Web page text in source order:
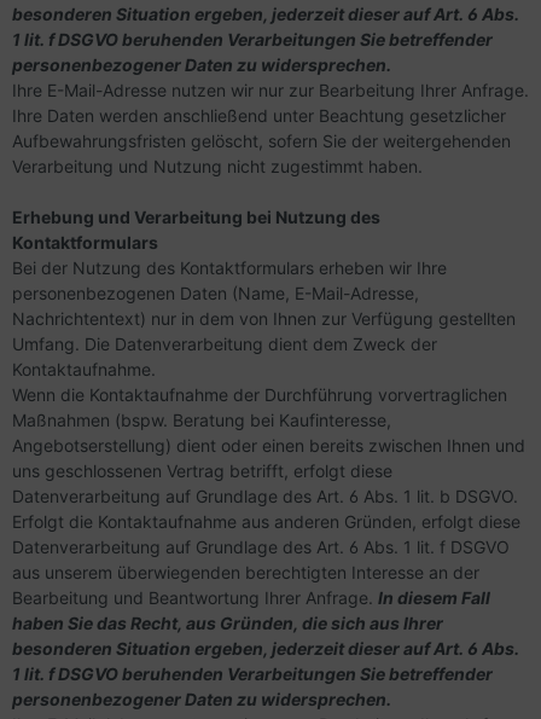
besonderen Situation ergeben, jederzeit dieser auf Art. 6 Abs.
1 lit. f DSGVO beruhenden Verarbeitungen Sie betreffender
personenbezogener Daten zu widersprechen.
Ihre E-Mail-Adresse nutzen wir nur zur Bearbeitung Ihrer Anfrage.
Ihre Daten werden anschließend unter Beachtung gesetzlicher
Aufbewahrungsfristen gelöscht, sofern Sie der weitergehenden
Verarbeitung und Nutzung nicht zugestimmt haben.
Erhebung und Verarbeitung bei Nutzung des
Kontaktformulars
Bei der Nutzung des Kontaktformulars erheben wir Ihre
personenbezogenen Daten (Name, E-Mail-Adresse,
Nachrichtentext) nur in dem von Ihnen zur Verfügung gestellten
Umfang. Die Datenverarbeitung dient dem Zweck der
Kontaktaufnahme.
Wenn die Kontaktaufnahme der Durchführung vorvertraglichen
Maßnahmen (bspw. Beratung bei Kaufinteresse,
Angebotserstellung) dient oder einen bereits zwischen Ihnen und
uns geschlossenen Vertrag betrifft, erfolgt diese
Datenverarbeitung auf Grundlage des Art. 6 Abs. 1 lit. b DSGVO.
Erfolgt die Kontaktaufnahme aus anderen Gründen, erfolgt diese
Datenverarbeitung auf Grundlage des Art. 6 Abs. 1 lit. f DSGVO
aus unserem überwiegenden berechtigten Interesse an der
Bearbeitung und Beantwortung Ihrer Anfrage. In diesem Fall
haben Sie das Recht, aus Gründen, die sich aus Ihrer
besonderen Situation ergeben, jederzeit dieser auf Art. 6 Abs.
1 lit. f DSGVO beruhenden Verarbeitungen Sie betreffender
personenbezogener Daten zu widersprechen.